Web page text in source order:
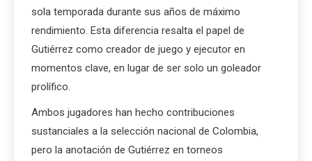
sola temporada durante sus años de máximo
rendimiento. Esta diferencia resalta el papel de
Gutiérrez como creador de juego y ejecutor en
momentos clave, en lugar de ser solo un goleador
prolífico.
Ambos jugadores han hecho contribuciones
sustanciales a la selección nacional de Colombia,
pero la anotación de Gutiérrez en torneos